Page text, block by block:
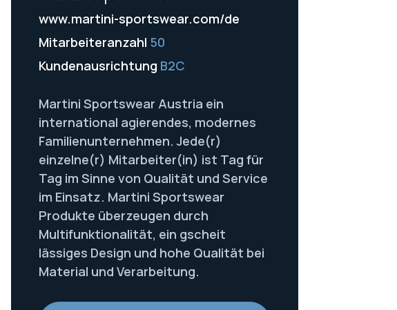
www.martini-sportswear.com/de
Mitarbeiteranzahl 50
Kundenausrichtung B2C
Martini Sportswear Austria ein
international agierendes, modernes
Familienunternehmen. Jede(r)
einzelne(r) Mitarbeiter(in) ist Tag für
Tag im Sinne von Qualität und Service
im Einsatz. Martini Sportswear
Produkte überzeugen durch
Multifunktionalität, ein gscheit
lässiges Design und hohe Qualität bei
Material und Verarbeitung.